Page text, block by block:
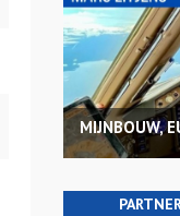
MIJNBOUW,